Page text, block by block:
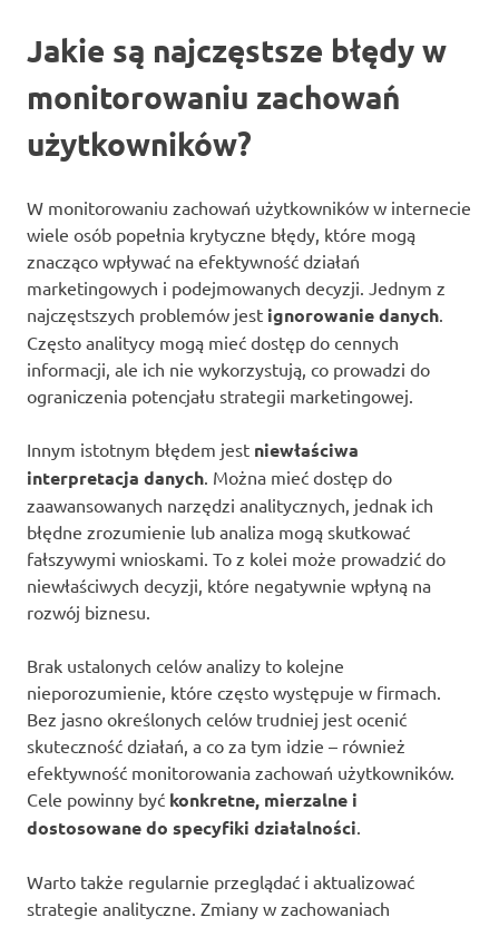
Jakie są najczęstsze błędy w
monitorowaniu zachowań
użytkowników?
W monitorowaniu zachowań użytkowników w internecie
wiele osób popełnia krytyczne błędy, które mogą
znacząco wpływać na efektywność działań
marketingowych i podejmowanych decyzji. Jednym z
najczęstszych problemów jest ignorowanie danych.
Często analitycy mogą mieć dostęp do cennych
informacji, ale ich nie wykorzystują, co prowadzi do
ograniczenia potencjału strategii marketingowej.
Innym istotnym błędem jest niewłaściwa
interpretacja danych. Można mieć dostęp do
zaawansowanych narzędzi analitycznych, jednak ich
błędne zrozumienie lub analiza mogą skutkować
fałszywymi wnioskami. To z kolei może prowadzić do
niewłaściwych decyzji, które negatywnie wpłyną na
rozwój biznesu.
Brak ustalonych celów analizy to kolejne
nieporozumienie, które często występuje w firmach.
Bez jasno określonych celów trudniej jest ocenić
skuteczność działań, a co za tym idzie – również
efektywność monitorowania zachowań użytkowników.
Cele powinny być konkretne, mierzalne i
dostosowane do specyfiki działalności.
Warto także regularnie przeglądać i aktualizować
strategie analityczne. Zmiany w zachowaniach